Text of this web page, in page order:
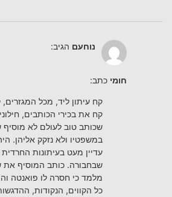
נוחעם הגיב:
חומי כתב:
קח עיתון ליד, מכל
קח את בכירי הכותבים,
שכותב טוב לעולם לא מוסיף
במשפטיו ולא נזקק אליהן.
עדיין מעט בעיתונות
שבחבורה. כותב המוסיף את
מלמד כי חסרה לו פואנטה
כל הקווים, הנקודות,